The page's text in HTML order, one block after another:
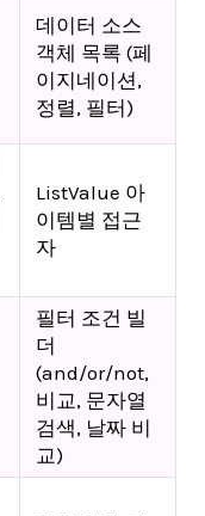
데이터 소스
객체 목록 (페
이지네이션,
정렬, 필터)
ListValue 아
이템별 접근
자
필터 조건 빌
더
(and/or/not,
비교, 문자열
검색, 날짜 비
교)